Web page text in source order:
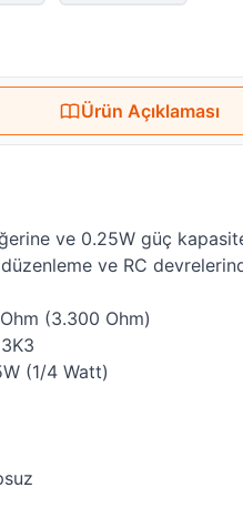
Ürün Açıklaması
ve 0.25W güç
ve RC
(3.300 Ohm)
(1/4 Watt)